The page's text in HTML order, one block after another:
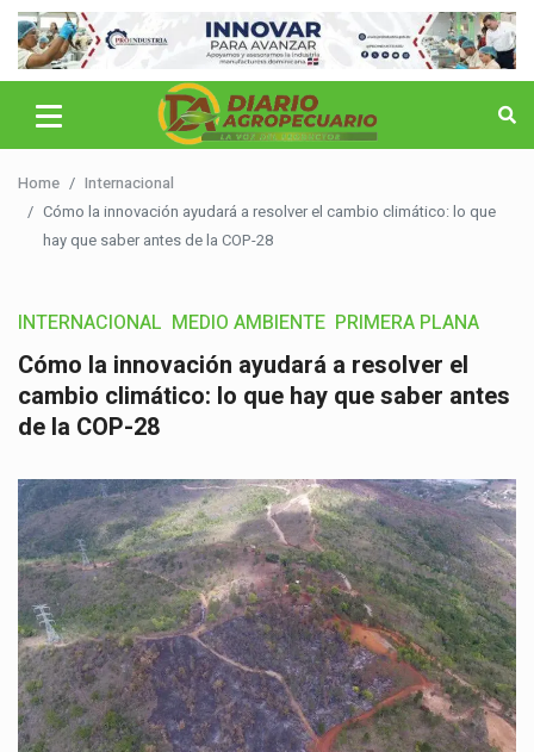
Home
Internacional
Cómo la innovación ayudará a resolver el cambio climático: lo que
hay que saber antes de la COP-28
INTERNACIONAL MEDIO AMBIENTE PRIMERA PLANA
Cómo la innovación ayudará a resolver el
cambio climático: lo que hay que saber antes
de la COP-28